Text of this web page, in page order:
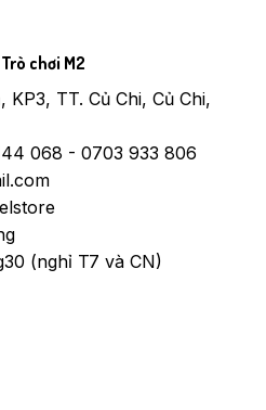
chơi M2
TT. Củ Chi, Củ Chi,
068 - 0703 933 806
(nghỉ T7 và CN)